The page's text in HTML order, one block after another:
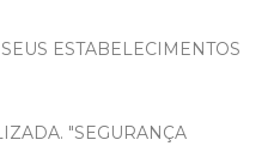
ESTABELECIMENTOS
"SEGURANÇA